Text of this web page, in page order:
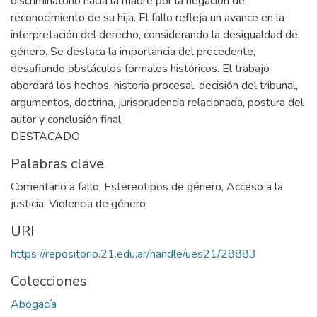
reconocimiento de su hija. El fallo refleja un avance en la
interpretación del derecho, considerando la desigualdad de
género. Se destaca la importancia del precedente,
desafiando obstáculos formales históricos. El trabajo
abordará los hechos, historia procesal, decisión del tribunal,
argumentos, doctrina, jurisprudencia relacionada, postura del
autor y conclusión final.
DESTACADO
Palabras clave
Comentario a fallo, Estereotipos de género, Acceso a la
justicia, Violencia de género
URI
https://repositorio.21.edu.ar/handle/ues21/28883
Colecciones
Abogacía